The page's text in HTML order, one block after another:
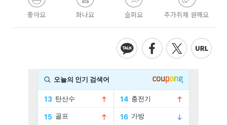
좋아요 화나요 슬퍼요 추가취재 원해요